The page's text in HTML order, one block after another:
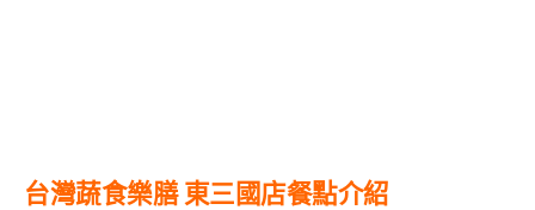
台灣蔬食樂膳 東三國店餐點介紹